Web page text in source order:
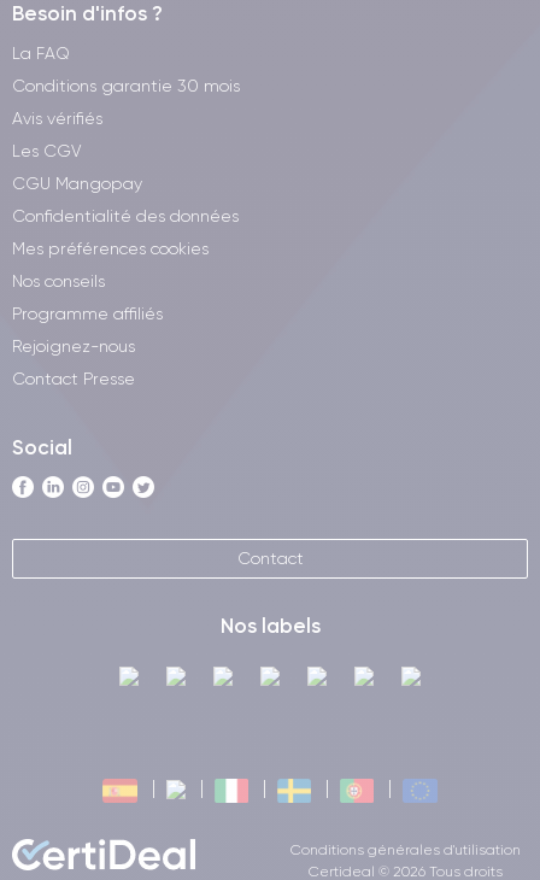
Besoin d'infos ?
La FAQ
Conditions garantie 30 mois
Avis vérifiés
Les CGV
CGU Mangopay
Confidentialité des données
Mes préférences cookies
Nos conseils
Programme affiliés
Rejoignez-nous
Contact Presse
Social
Contact
Nos labels
Conditions générales d'utilisation
Certideal © 2026 Tous droits